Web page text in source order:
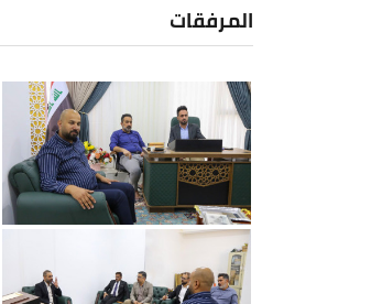
المرفقات